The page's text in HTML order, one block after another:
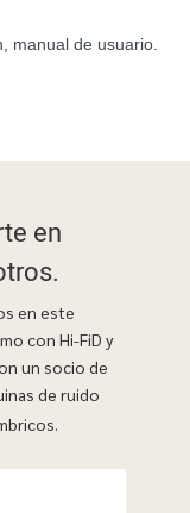
manual de usuario.
en
en este
con Hi-FiD y
un socio de
de ruido